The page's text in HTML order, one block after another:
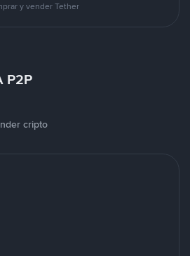
y vender Tether
P2P
cripto